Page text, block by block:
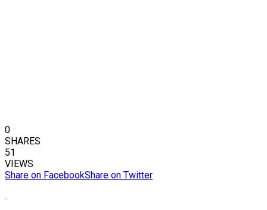
0
SHARES
51
VIEWS
Share on FacebookShare on Twitter
.